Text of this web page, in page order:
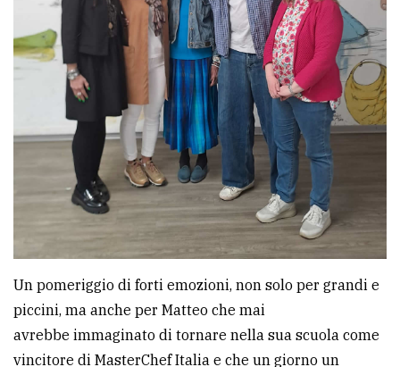
Un pomeriggio di forti emozioni, non solo per grandi e
piccini, ma anche per Matteo che mai
avrebbe immaginato di tornare nella sua scuola come
vincitore di MasterChef Italia e che un giorno un